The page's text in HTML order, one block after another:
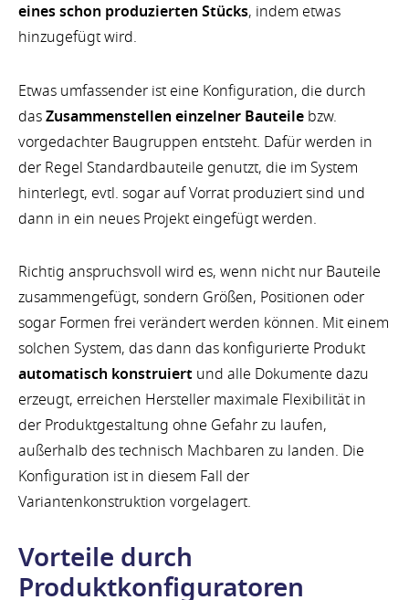
eines schon produzierten Stücks, indem etwas
hinzugefügt wird.
Etwas umfassender ist eine Konfiguration, die durch
dasZusammenstellen einzelner Bauteile bzw.
vorgedachter Baugruppen entsteht. Dafür werden in
der Regel Standardbauteile genutzt, die im System
hinterlegt, evtl. sogar auf Vorrat produziert sind und
dann in ein neues Projekt eingefügt werden.
Richtig anspruchsvoll wird es, wenn nicht nur Bauteile
zusammengefügt, sondern Größen, Positionen oder
sogar Formen frei verändert werden können. Mit einem
solchen System, das dann das konfigurierte Produkt
automatisch konstruiert und alle Dokumente dazu
erzeugt, erreichen Hersteller maximale Flexibilität in
der Produktgestaltung ohne Gefahr zu laufen,
außerhalb des technisch Machbaren zu landen. Die
Konfiguration ist in diesem Fall der
Variantenkonstruktion vorgelagert.
Vorteile durch
Produktkonfiguratoren